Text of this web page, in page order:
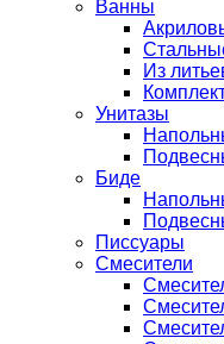
Ванны
Из
Унитазы
Биде
Писсуары
Смесители